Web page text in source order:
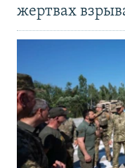
жертвах